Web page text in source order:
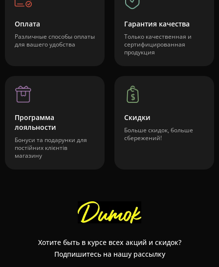
Оплата
Различные способы оплаты
для вашего удобства
Гарантия качества
Только качественная и
сертифицированная
продукция
Программа
лояльности
Бонуси та подарунки для
постійних клієнтів
магазину
Скидки
Больше скидок, больше
сбережений!
Хотите быть в курсе всех акций и скидок?
Подпишитесь на нашу рассылку